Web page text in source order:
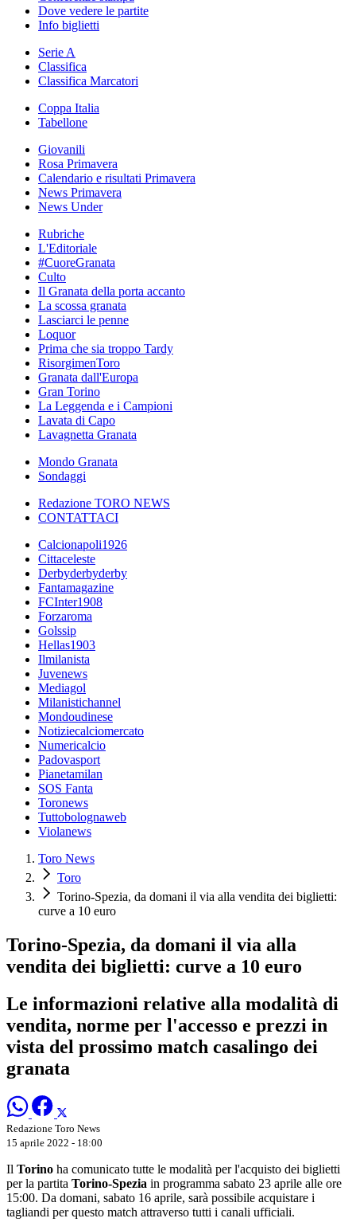
Dove vedere le partite
Info biglietti
Serie A
Classifica
Classifica Marcatori
Coppa Italia
Tabellone
Giovanili
Rosa Primavera
Calendario e risultati Primavera
News Primavera
News Under
Rubriche
L'Editoriale
#CuoreGranata
Culto
Il Granata della porta accanto
La scossa granata
Lasciarci le penne
Loquor
Prima che sia troppo Tardy
RisorgimenToro
Granata dall'Europa
Gran Torino
La Leggenda e i Campioni
Lavata di Capo
Lavagnetta Granata
Mondo Granata
Sondaggi
Redazione TORO NEWS
CONTATTACI
Calcionapoli1926
Cittaceleste
Derbyderbyderby
Fantamagazine
FCInter1908
Forzaroma
Golssip
Hellas1903
Ilmilanista
Juvenews
Mediagol
Milanistichannel
Mondoudinese
Notiziecalciomercato
Numericalcio
Padovasport
Pianetamilan
SOS Fanta
Toronews
Tuttobolognaweb
Violanews
Toro News
Toro
Torino-Spezia, da domani il via alla vendita dei biglietti:
curve a 10 euro
Torino-Spezia, da domani il via alla
vendita dei biglietti: curve a 10 euro
Le informazioni relative alla modalità di
vendita, norme per l'accesso e prezzi in
vista del prossimo match casalingo dei
granata
Redazione Toro News
15 aprile 2022 - 18:00
Il Torino ha comunicato tutte le modalità per l'acquisto dei biglietti
per la partita Torino-Spezia in programma sabato 23 aprile alle ore
15:00. Da domani, sabato 16 aprile, sarà possibile acquistare i
tagliandi per questo match attraverso tutti i canali ufficiali.